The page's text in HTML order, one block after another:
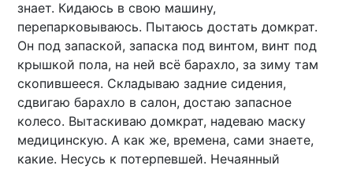
знает. Кидаюсь в свою машину,
перепарковываюсь. Пытаюсь достать домкрат.
Он под запаской, запаска под винтом, винт под
крышкой пола, на ней всё барахло, за зиму там
скопившееся. Складываю задние сидения,
сдвигаю барахло в салон, достаю запасное
колесо. Вытаскиваю домкрат, надеваю маску
медицинскую. А как же, времена, сами знаете,
какие. Несусь к потерпевшей. Нечаянный